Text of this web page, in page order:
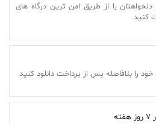
را از طریق امن ترین درگاه های
کنید
را بلافاصله پس از پرداخت دانلود کنید